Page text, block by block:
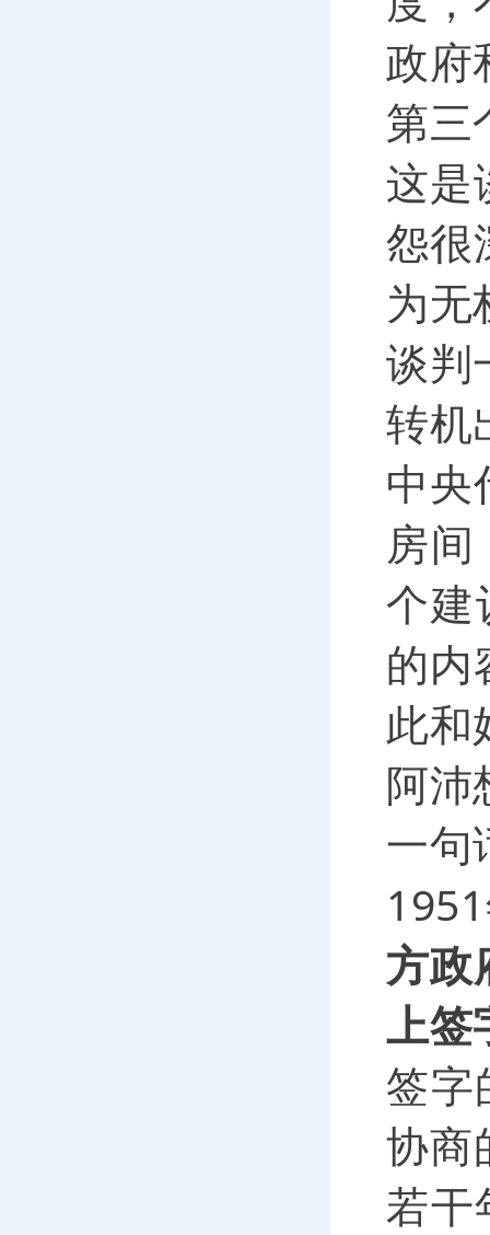
政府
第三
这是
怨很
为无
谈判
转机
中央
房
个建
的内
此和
阿沛
一句
方政
上签
签字
协商
若干